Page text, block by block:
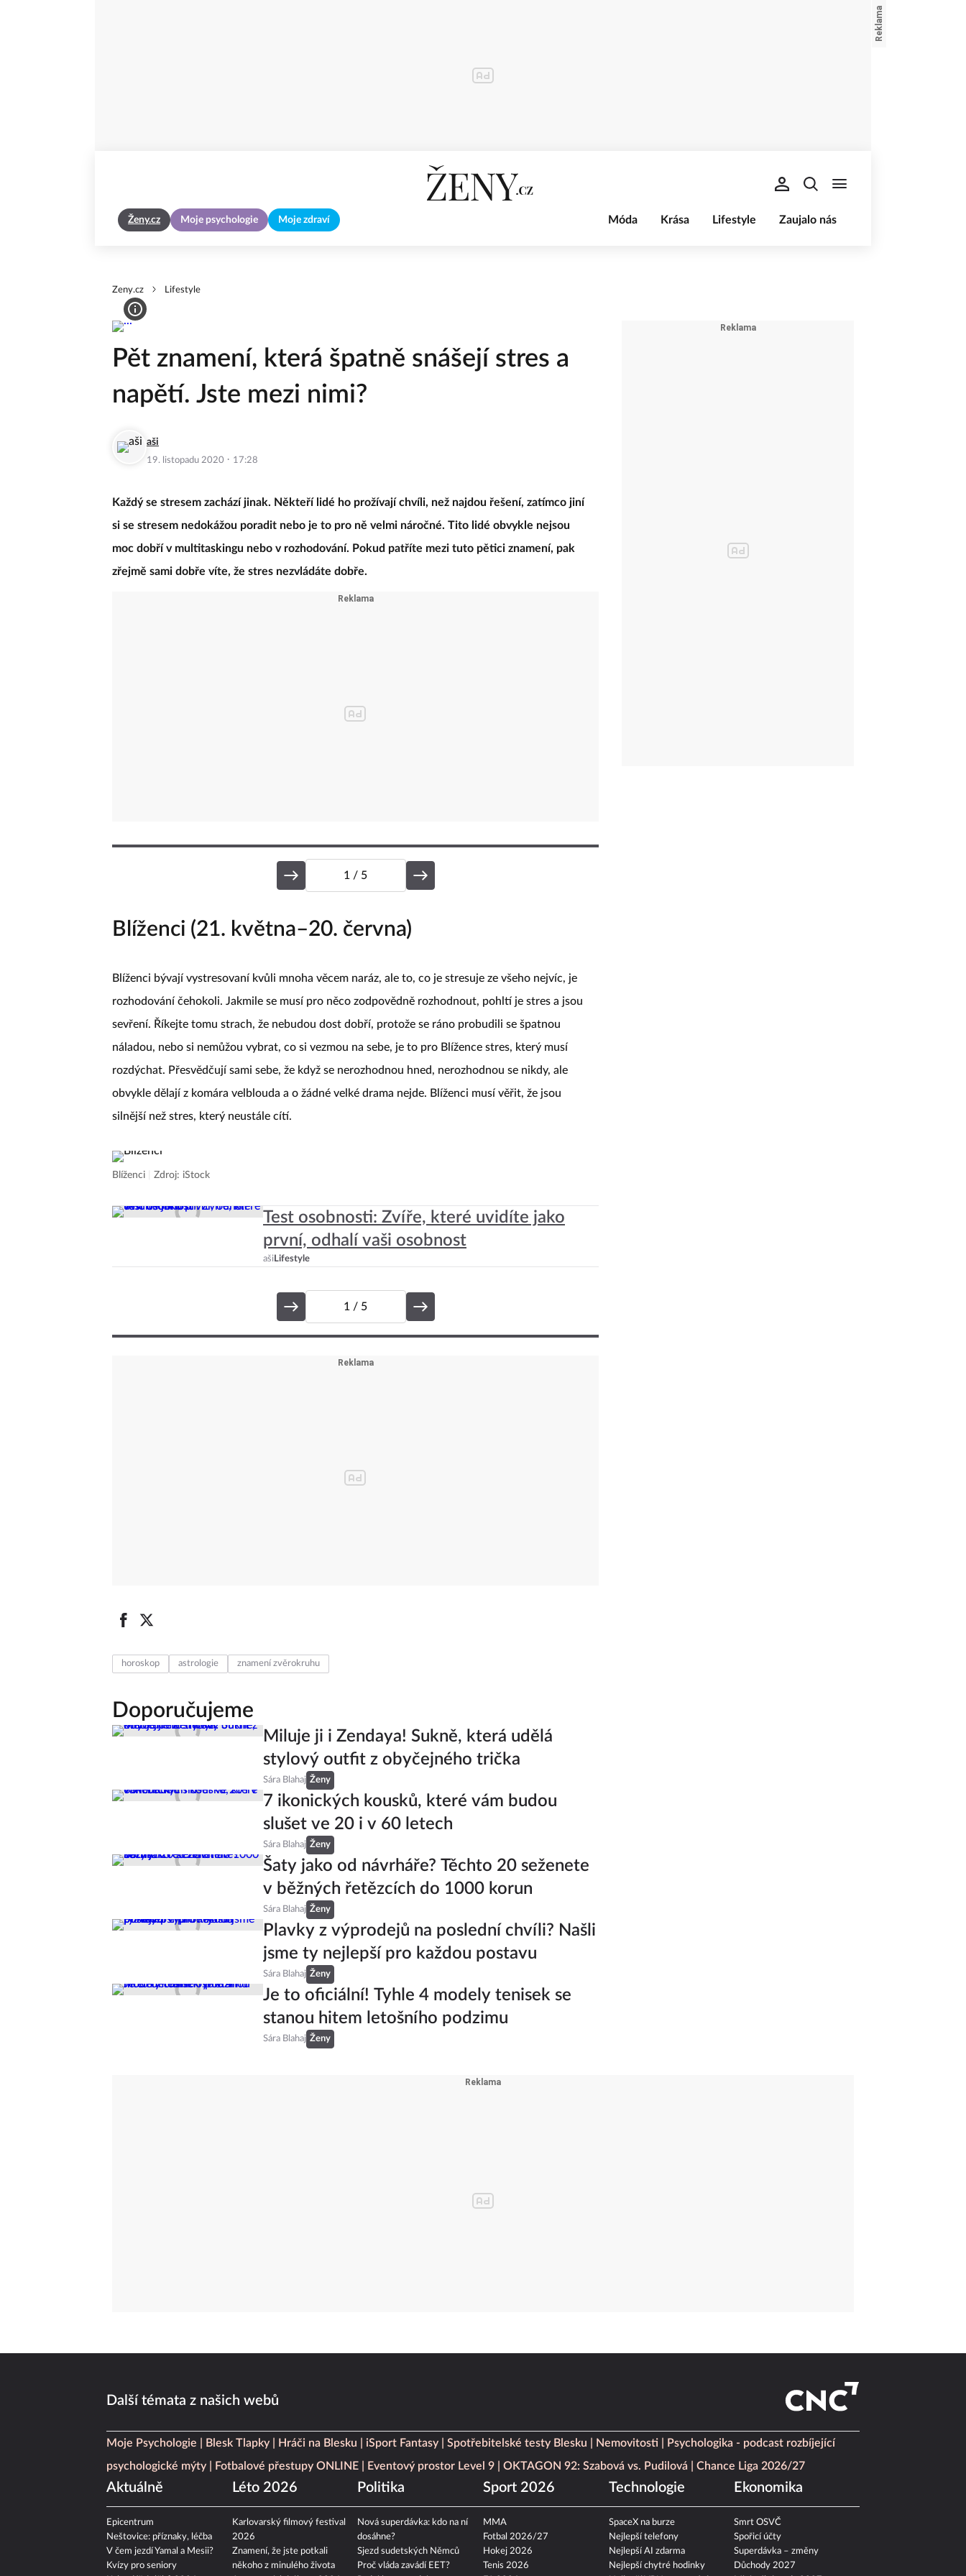
Ženy.cz Moje psychologie Moje zdraví Móda Krása Lifestyle Zaujalo nás
Zeny.cz Lifestyle
Pět znamení, která špatně snášejí stres a
napětí. Jste mezi nimi?
aši
19. listopadu 2020 · 17:28
Každý se stresem zachází jinak. Někteří lidé ho prožívají chvíli, než najdou řešení, zatímco jiní
si se stresem nedokážou poradit nebo je to pro ně velmi náročné. Tito lidé obvykle nejsou
moc dobří v multitaskingu nebo v rozhodování. Pokud patříte mezi tuto pětici znamení, pak
zřejmě sami dobře víte, že stres nezvládáte dobře.
1 / 5
Blíženci (21. května–20. června)
Blíženci bývají vystresovaní kvůli mnoha věcem naráz, ale to, co je stresuje ze všeho nejvíc, je
rozhodování čehokoli. Jakmile se musí pro něco zodpovědně rozhodnout, pohltí je stres a jsou
sevření. Říkejte tomu strach, že nebudou dost dobří, protože se ráno probudili se špatnou
náladou, nebo si nemůžou vybrat, co si vezmou na sebe, je to pro Blížence stres, který musí
rozdýchat. Přesvědčují sami sebe, že když se nerozhodnou hned, nerozhodnou se nikdy, ale
obvykle dělají z komára velblouda a o žádné velké drama nejde. Blíženci musí věřit, že jsou
silnější než stres, který neustále cítí.
Blíženci Zdroj: iStock
Test osobnosti: Zvíře, které uvidíte jako
první, odhalí vaši osobnost
ašiLifestyle
1 / 5
horoskop astrologie znamení zvěrokruhu
Doporučujeme
Miluje ji i Zendaya! Sukně, která udělá
stylový outfit z obyčejného trička
Sára Blahaj Ženy
7 ikonických kousků, které vám budou
slušet ve 20 i v 60 letech
Sára Blahaj Ženy
Šaty jako od návrháře? Těchto 20 seženete
v běžných řetězcích do 1000 korun
Sára Blahaj Ženy
Plavky z výprodejů na poslední chvíli? Našli
jsme ty nejlepší pro každou postavu
Sára Blahaj Ženy
Je to oficiální! Tyhle 4 modely tenisek se
stanou hitem letošního podzimu
Sára Blahaj Ženy
Další témata z našich webů
Moje Psychologie Blesk Tlapky Hráči na Blesku iSport Fantasy Spotřebitelské testy Blesku Nemovitosti
Psychologika - podcast rozbíjející
psychologické mýty
Fotbalové přestupy ONLINE Eventový prostor Level 9 OKTAGON 92: Szabová vs. Pudilová Chance Liga 2026/27
Aktuálně
Epicentrum
Neštovice: příznaky, léčba
V čem jezdí Yamal a Mesii?
Kvízy pro seniory
Léto 2026
Karlovarský filmový festival
2026
Znamení, že jste potkali
někoho z minulého života
Politika
Nová superdávka: kdo na ní
dosáhne?
Sjezd sudetských Němců
Proč vláda zavádí EET?
Sport 2026
MMA
Fotbal 2026/27
Hokej 2026
Tenis 2026
Technologie
SpaceX na burze
Nejlepší telefony
Nejlepší AI zdarma
Nejlepší chytré hodinky
Ekonomika
Smrt OSVČ
Spořicí účty
Superdávka – změny
Důchody 2027